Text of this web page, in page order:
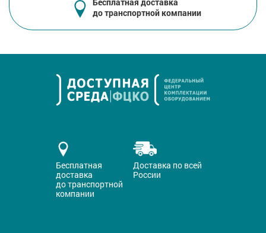
до транспортной компании
Бесплатная
доставка
до транспортной
компании
Доставка по всей
России